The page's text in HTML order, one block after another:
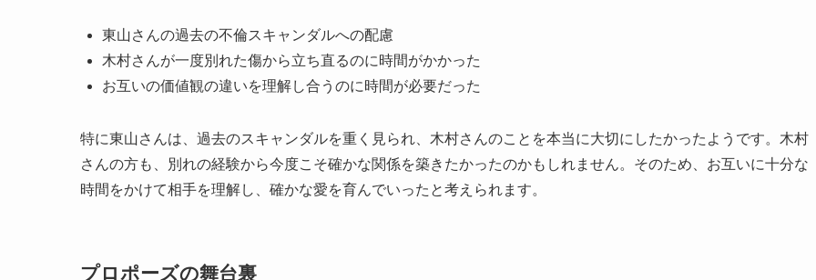
東山さんの過去の不倫スキャンダルへの配慮
木村さんが一度別れた傷から立ち直るのに時間がかかった
お互いの価値観の違いを理解し合うのに時間が必要だった
特に東山さんは、過去のスキャンダルを重く見られ、木村さんのことを本当に大切にしたかったようです。木村
さんの方も、別れの経験から今度こそ確かな関係を築きたかったのかもしれません。そのため、お互いに十分な
時間をかけて相手を理解し、確かな愛を育んでいったと考えられます。
プロポーズの舞台裏